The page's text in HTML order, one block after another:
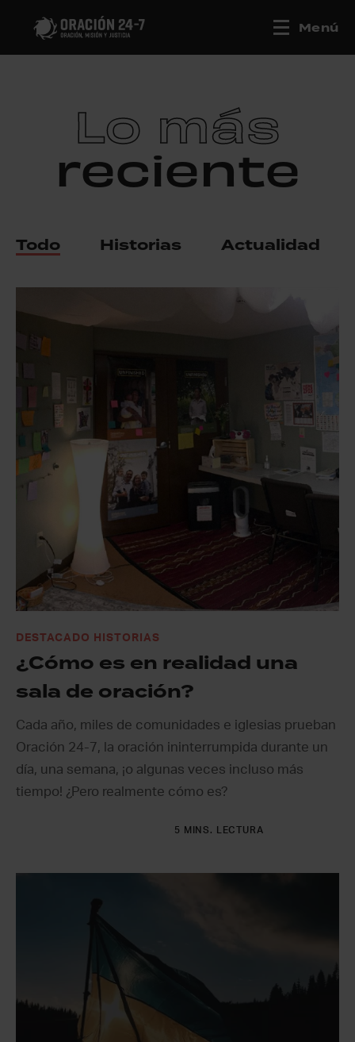
Menú
Lo más
reciente
Todo Historias Actualidad
DESTACADO HISTORIAS
¿Cómo es en realidad una
sala de oración?
Cada año, miles de comunidades e iglesias prueban
Oración 24-7, la oración ininterrumpida durante un
día, una semana, ¡o algunas veces incluso más
tiempo! ¿Pero realmente cómo es?
5 MINS. LECTURA